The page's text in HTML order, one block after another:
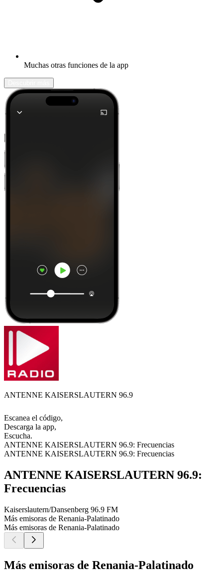
Muchas otras funciones de la app
ANTENNE KAISERSLAUTERN 96.9
Escanea el código,
Descarga la app,
Escucha.
ANTENNE KAISERSLAUTERN 96.9: Frecuencias
ANTENNE KAISERSLAUTERN 96.9: Frecuencias
ANTENNE KAISERSLAUTERN 96.9:
Frecuencias
Kaiserslautern/Dansenberg 96.9 FM
Más emisoras de Renania-Palatinado
Más emisoras de Renania-Palatinado
Más emisoras de Renania-Palatinado